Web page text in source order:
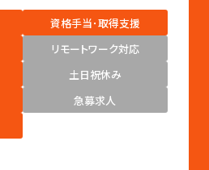
資格手当･取得支援
リモートワーク対応
土日祝休み
急募求人